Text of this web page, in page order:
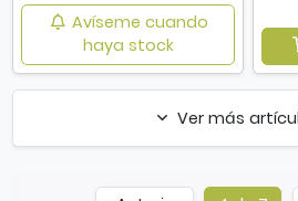
Avíseme cuando
haya stock
Ver más